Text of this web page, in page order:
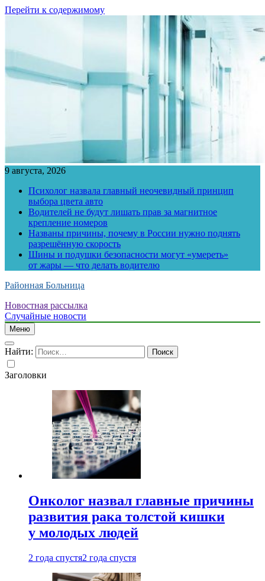
Перейти к содержимому
9 августа, 2026
Психолог назвала главный неочевидный принцип
выбора цвета авто
Водителей не будут лишать прав за магнитное
крепление номеров
Названы причины, почему в России нужно поднять
разрешённую скорость
Шины и подушки безопасности могут «умереть»
от жары — что делать водителю
Районная Больница
Новостная рассылка
Случайные новости
Меню
Найти:
Заголовки
Онколог назвал главные причины
развития рака толстой кишки
у молодых людей
2 года спустя2 года спустя